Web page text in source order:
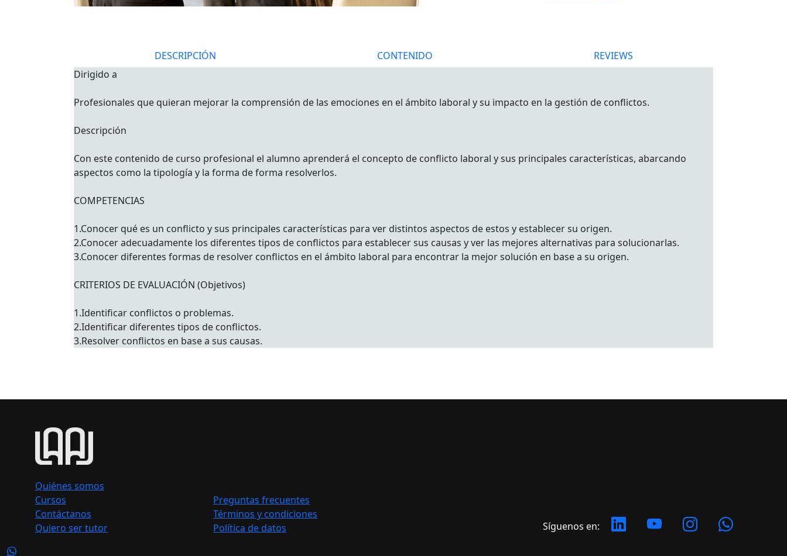
DESCRIPCIÓN CONTENIDO
REVIEWS
Dirigido a
Profesionales que quieran mejorar la comprensión de las emociones en el ámbito laboral y su impacto en la gestión de conflictos.
Descripción
Con este contenido de curso profesional el alumno aprenderá el concepto de conflicto laboral y sus principales características, abarcando
aspectos como la tipología y la forma de forma resolverlos.
COMPETENCIAS
1.Conocer qué es un conflicto y sus principales características para ver distintos aspectos de estos y establecer su origen.
2.Conocer adecuadamente los diferentes tipos de conflictos para establecer sus causas y ver las mejores alternativas para solucionarlas.
3.Conocer diferentes formas de resolver conflictos en el ámbito laboral para encontrar la mejor solución en base a su origen.
CRITERIOS DE EVALUACIÓN (Objetivos)
1.Identificar conflictos o problemas.
2.Identificar diferentes tipos de conflictos.
3.Resolver conflictos en base a sus causas.
Quiénes somos
Cursos
Contáctanos
Quiero ser tutor
Preguntas frecuentes
Términos y condiciones
Política de datos
Síguenos en: